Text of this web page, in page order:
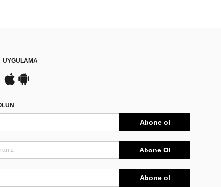
UYGULAMA
Abone ol
Abone Ol
Abone ol